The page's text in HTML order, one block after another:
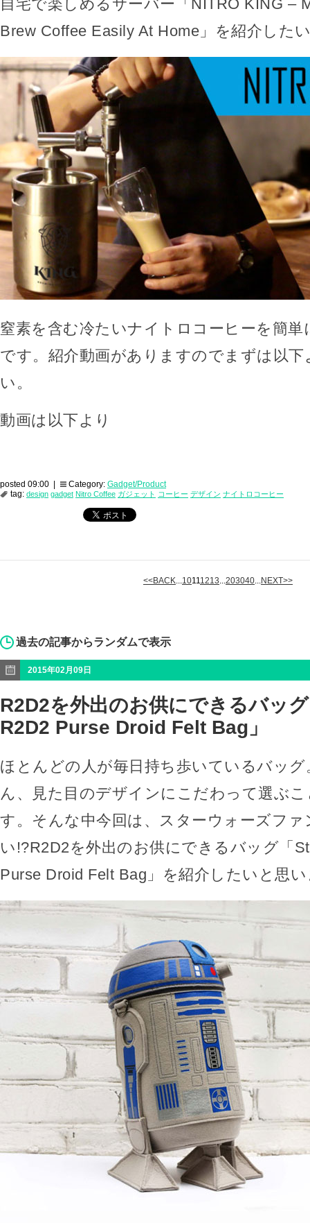
自宅で楽しめるサーバー「NITRO KING –
Brew Coffee Easily At Home」を紹介した
窒素を含む冷たいナイトロコーヒーを簡単
です。紹介動画がありますのでまずは以
い。
動画は以下より
posted 09:00 | Category: Gadget/Product
tag: design gadget Nitro Coffee ガジェット コーヒー デザイン ナイトロコーヒー
<<BACK...10111213...203040...NEXT>>
過去の記事からランダムで表示
2015年02月09日
R2D2を外出のお供にできるバッ
R2D2 Purse Droid Felt Bag」
ほとんどの人が毎日持ち歩いているバッ
ん、見た目のデザインにこだわって選ぶ
す。そんな中今回は、スターウォーズフ
い!?R2D2を外出のお供にできるバッグ「
Purse Droid Felt Bag」を紹介したいと思